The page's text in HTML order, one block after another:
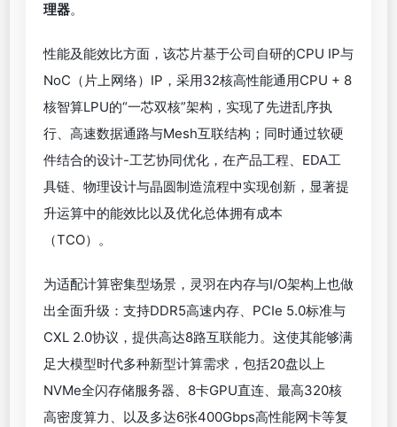
理器。
性能及能效比方面，该芯片基于公司自研的CPU IP与
NoC（片上网络）IP，采用32核高性能通用CPU + 8
核智算LPU的“一芯双核”架构，实现了先进乱序执
行、高速数据通路与Mesh互联结构；同时通过软硬
件结合的设计-工艺协同优化，在产品工程、EDA工
具链、物理设计与晶圆制造流程中实现创新，显著提
升运算中的能效比以及优化总体拥有成本
（TCO）。
为适配计算密集型场景，灵羽在内存与I/O架构上也做
出全面升级：支持DDR5高速内存、PCIe 5.0标准与
CXL 2.0协议，提供高达8路互联能力。这使其能够满
足大模型时代多种新型计算需求，包括20盘以上
NVMe全闪存储服务器、8卡GPU直连、最高320核
高密度算力、以及多达6张400Gbps高性能网卡等复